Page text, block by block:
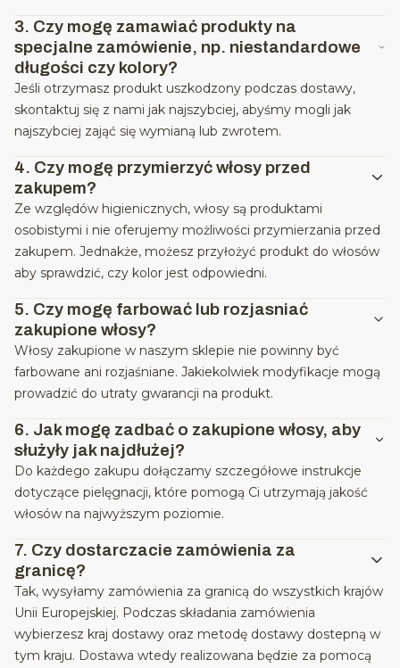
3. Czy mogę zamawiać produkty na
specjalne zamówienie, np. niestandardowe
długości czy kolory?
Jeśli otrzymasz produkt uszkodzony podczas dostawy,
skontaktuj się z nami jak najszybciej, abyśmy mogli jak
najszybciej zająć się wymianą lub zwrotem.
4. Czy mogę przymierzyć włosy przed
zakupem?
Ze względów higienicznych, włosy są produktami
osobistymi i nie oferujemy możliwości przymierzania przed
zakupem. Jednakże, możesz przyłożyć produkt do włosów
aby sprawdzić, czy kolor jest odpowiedni.
5. Czy mogę farbować lub rozjasniać
zakupione włosy?
Włosy zakupione w naszym sklepie nie powinny być
farbowane ani rozjaśniane. Jakiekolwiek modyfikacje mogą
prowadzić do utraty gwarancji na produkt.
6. Jak mogę zadbać o zakupione włosy, aby
służyły jak najdłużej?
Do każdego zakupu dołączamy szczegółowe instrukcje
dotyczące pielęgnacji, które pomogą Ci utrzymają jakość
włosów na najwyższym poziomie.
7. Czy dostarczacie zamówienia za
granicę?
Tak, wysyłamy zamówienia za granicą do wszystkich krajów
Unii Europejskiej. Podczas składania zamówienia
wybierzesz kraj dostawy oraz metodę dostawy dostepną w
tym kraju. Dostawa wtedy realizowana będzie za pomocą